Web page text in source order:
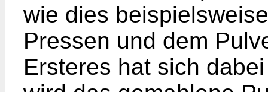
wie dies
Pressen und dem
Ersteres hat sich